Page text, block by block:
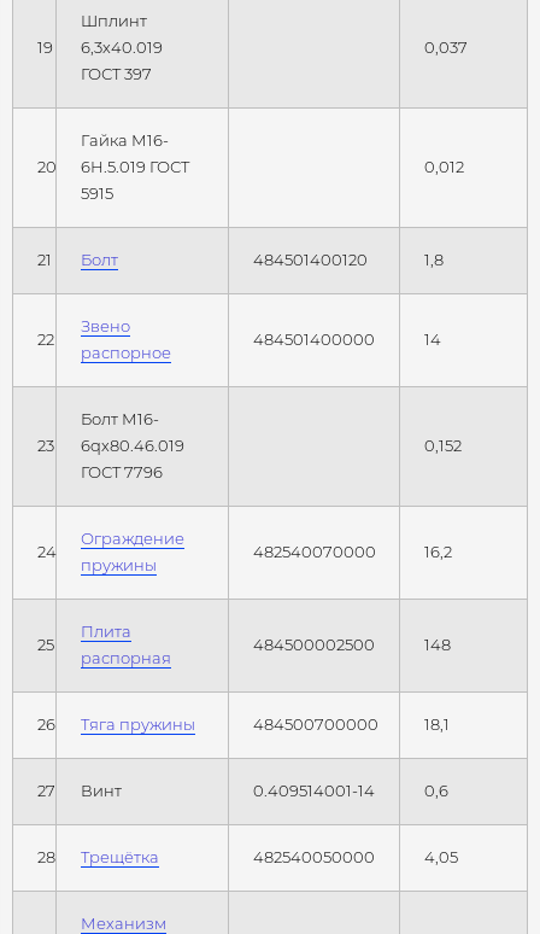
19
Шплинт
6,3х40.019
ГОСТ 397
0,037
20
Гайка М16-
6Н.5.019 ГОСТ
5915
0,012
21 Болт 484501400120 1,8
22
Звено
распорное
484501400000 14
23
Болт М16-
6qх80.46.019
ГОСТ 7796
0,152
24
Ограждение
пружины
482540070000 16,2
25
Плита
распорная
484500002500 148
26 Тяга пружины 484500700000 18,1
27 Винт 0.409514001-14 0,6
28 Трещётка 482540050000 4,05
Механизм